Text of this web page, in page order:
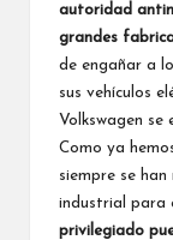
autoridad
grandes
de engañar a
sus vehículos
Volkswagen se
Como ya
siempre se
industrial para
privilegiado